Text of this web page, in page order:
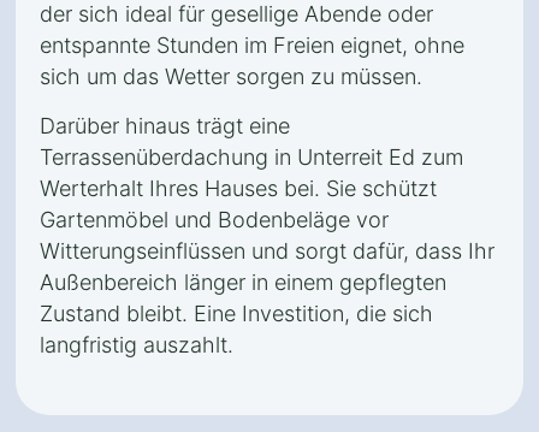
der sich ideal für gesellige Abende oder
entspannte Stunden im Freien eignet, ohne
sich um das Wetter sorgen zu müssen.
Darüber hinaus trägt eine
Terrassenüberdachung in Unterreit Ed zum
Werterhalt Ihres Hauses bei. Sie schützt
Gartenmöbel und Bodenbeläge vor
Witterungseinflüssen und sorgt dafür, dass Ihr
Außenbereich länger in einem gepflegten
Zustand bleibt. Eine Investition, die sich
langfristig auszahlt.